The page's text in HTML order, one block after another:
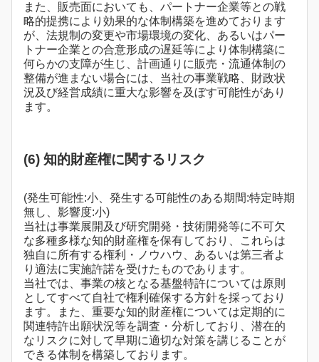
また、販売面においても、パートナー企業等との戦
略的提携により効果的な体制構築を進めております
が、法規制の変更や市場環境の変化、あるいはパー
トナー企業との合意形成の遅延等により体制構築に
何らかの支障が生じ、計画通りに販売・流通体制の
整備が進まない場合には、当社の事業戦略、財政状
況及び経営成績に重大な影響を及ぼす可能性があり
ます。
(6) 知的財産権に関するリスク
(発生可能性:小、発生する可能性のある期間:特定時期
無し、影響度:小)
当社は事業展開及び研究開発・技術開発等に不可欠
な多種多様な知的財産権を保有しており、これらは
独自に所有する権利・ノウハウ、あるいは第三者よ
り適法に実施許諾を受けたものであります。
当社では、事業の核となる基盤特許については原則
としてすべて自社で権利確保する方針を採っており
ます。また、重要な知的財産権については定期的に
関連特許出願状況等を調査・分析しており、潜在的
なリスクに対して早期に適切な対策を講じることが
できる体制を構築しております。